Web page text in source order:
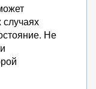
Не